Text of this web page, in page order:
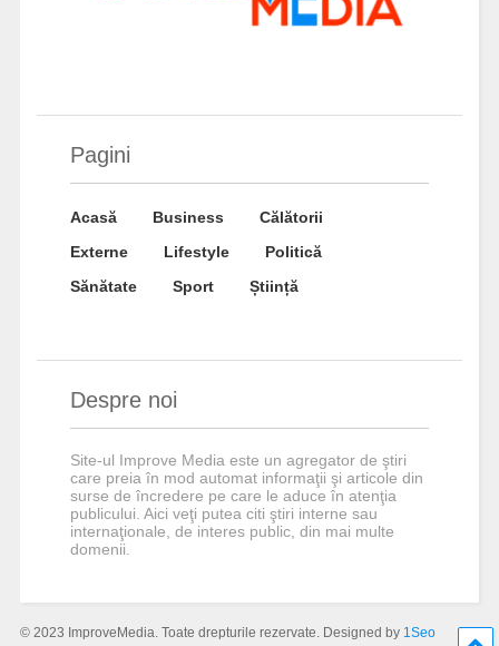
Pagini
Acasă Business
Călătorii
Externe
Lifestyle
Politică
Sănătate
Sport Știință
Despre noi
Site-ul Improve Media este un agregator de ştiri
care preia în mod automat informaţii şi articole din
surse de încredere pe care le aduce în atenţia
publicului. Aici veţi putea citi ştiri interne sau
internaţionale, de interes public, din mai multe
domenii.
© 2023 ImproveMedia. Toate drepturile rezervate. Designed by 1Seo